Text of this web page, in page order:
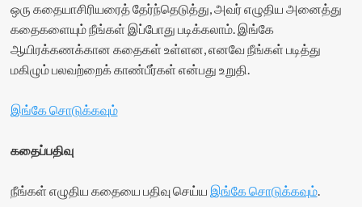
ஒரு கதையாசிரியரைத் தேர்ந்தெடுத்து, அவர் எழுதிய அனைத்து
கதைகளையும் நீங்கள் இப்போது படிக்கலாம். இங்கே
ஆயிரக்கணக்கான கதைகள் உள்ளன, எனவே நீங்கள் படித்து
மகிழும் பலவற்றைக் காண்பீர்கள் என்பது உறுதி.
இங்கே சொடுக்கவும்
கதைப்பதிவு
நீங்கள் எழுதிய கதையை பதிவு செய்ய இங்கே சொடுக்கவும்.